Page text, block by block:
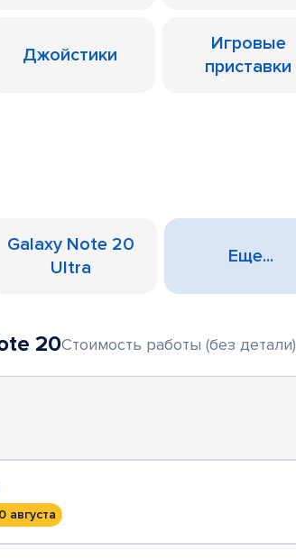
Джойстики
Игровые
приставки
Galaxy Note 20
Ultra
Еще...
20Стоимость работы (без детали)
августа